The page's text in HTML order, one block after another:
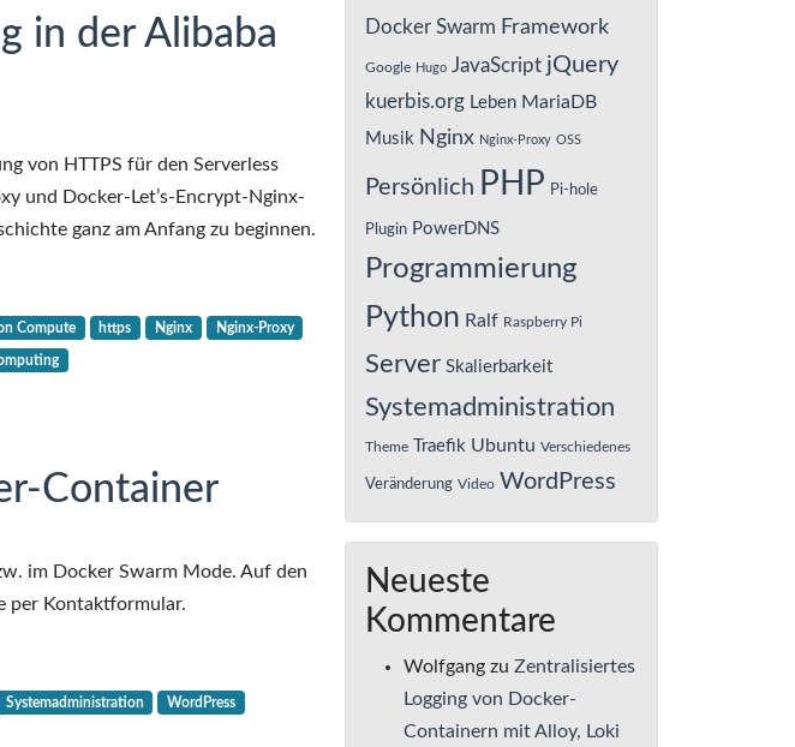
in der Alibaba
von HTTPS für den Serverless
und Docker-Let’s-Encrypt-Nginx-
ganz am Anfang zu beginnen.
Compute https Nginx Nginx-Proxy
Container
im Docker Swarm Mode. Auf den
per Kontaktformular.
Systemadministration WordPress
Docker Swarm Framework
Google Hugo JavaScript jQuery
kuerbis.org Leben MariaDB
Musik Nginx Nginx-Proxy OSS
Persönlich PHP Pi-hole
Plugin PowerDNS
Programmierung
Python Ralf Raspberry Pi
Server Skalierbarkeit
Systemadministration
Theme Traefik Ubuntu Verschiedenes
Veränderung Video WordPress
Neueste
Kommentare
Wolfgang zu Zentralisiertes
Logging von Docker-
Containern mit Alloy, Loki